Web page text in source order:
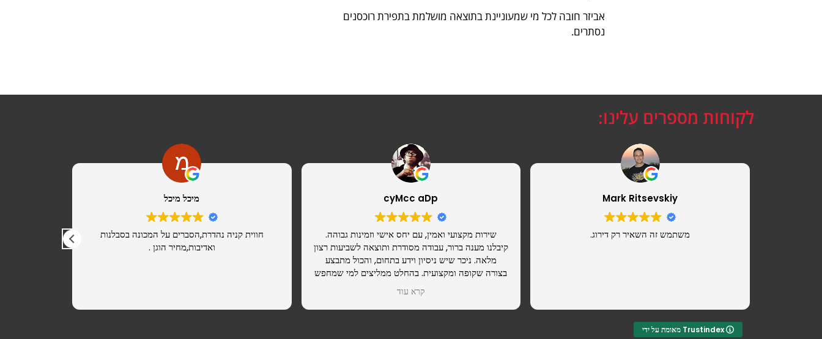
אביזר חובה לכל מי שמעוניינת בתוצאה מושלמת בתפירת רוכסנים
נסתרים.
לקוחות מספרים עלינו:
מיכל מיכל
חווית קניה נהדרת,הסברים על המכונה בסבלנות
ואדיבות,מחיר הוגן .
cyMcc aDp
שירות מקצועי ואמין, עם יחס אישי וזמינות גבוהה.
קיבלנו מענה ברור, עבודה מסודרת ותוצאה לשביעות רצון
מלאה. ניכר שיש ניסיון וידע בתחום, והכול מתבצע
בצורה שקופה ומקצועית. בהחלט ממליצים למי שמחפש
ספק רציני שאפשר לסמוך עליו.
קרא עוד
Mark Ritsevskiy
משתמש זה השאיר רק דירוג.
מאומת על ידי Trustindex